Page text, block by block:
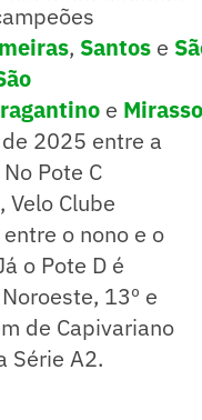
, Santos e
e
2025 entre a
Pote C
, Velo Clube
o nono e o
o Pote D é
13º e
de Capivariano
Série A2.